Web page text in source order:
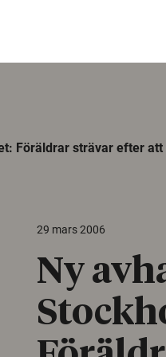
Föräldrar strävar efter
29 mars 2006
Ny